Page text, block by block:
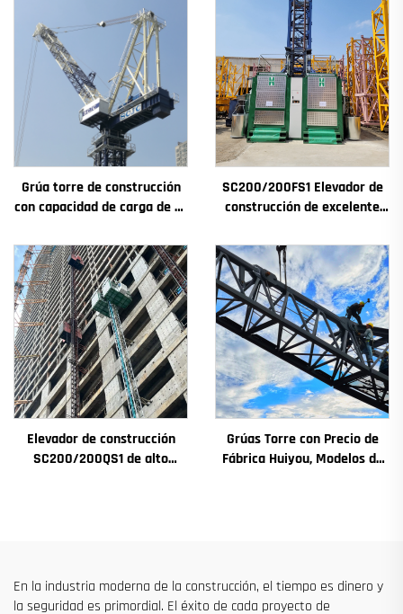
Grúa torre de construcción
con capacidad de carga de 4t
principales: caja de
engranajes, motor de
engranaje, rodamiento
SC200/200FS1 Elevador de
construcción de excelente
pozos de ascensores,
destinado a Argelia
Elevador de construcción
SC200/200QS1 de alto
Grúas Torre con Precio de
Fábrica Huiyou, Modelos de
En la industria moderna de la construcción, el tiempo es dinero y
la seguridad es primordial. El éxito de cada proyecto de